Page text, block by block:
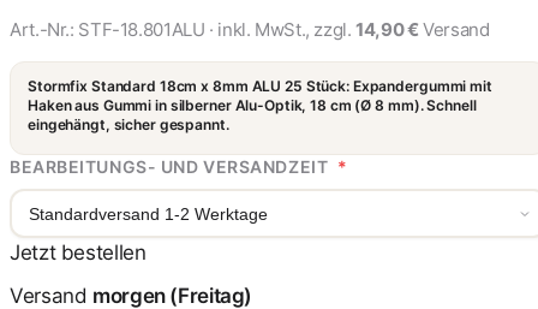
Art.-Nr.: STF-18.801ALU · inkl. MwSt., zzgl.14,90 € Versand
Stormfix Standard 18cm x 8mm ALU 25 Stück: Expandergummi mit
Haken aus Gummi in silberner Alu-Optik, 18 cm (Ø 8 mm). Schnell
eingehängt, sicher gespannt.
BEARBEITUNGS- UND VERSANDZEIT *
Standardversand 1-2 Werktage
Jetzt bestellen
Versand morgen (Freitag)